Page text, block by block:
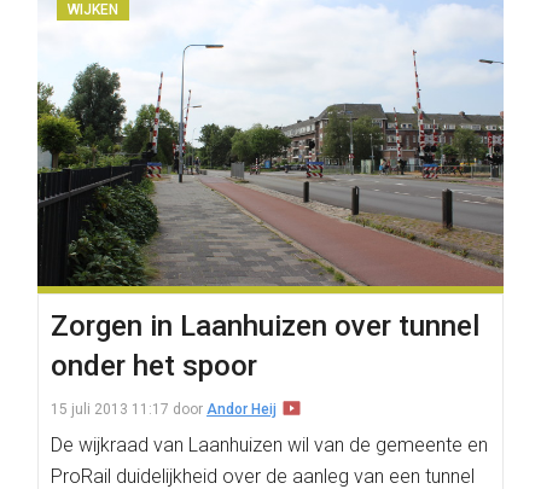
WIJKEN
Zorgen in Laanhuizen over tunnel
onder het spoor
15 juli 2013 11:17 door Andor Heij
De wijkraad van Laanhuizen wil van de gemeente en
ProRail duidelijkheid over de aanleg van een tunnel